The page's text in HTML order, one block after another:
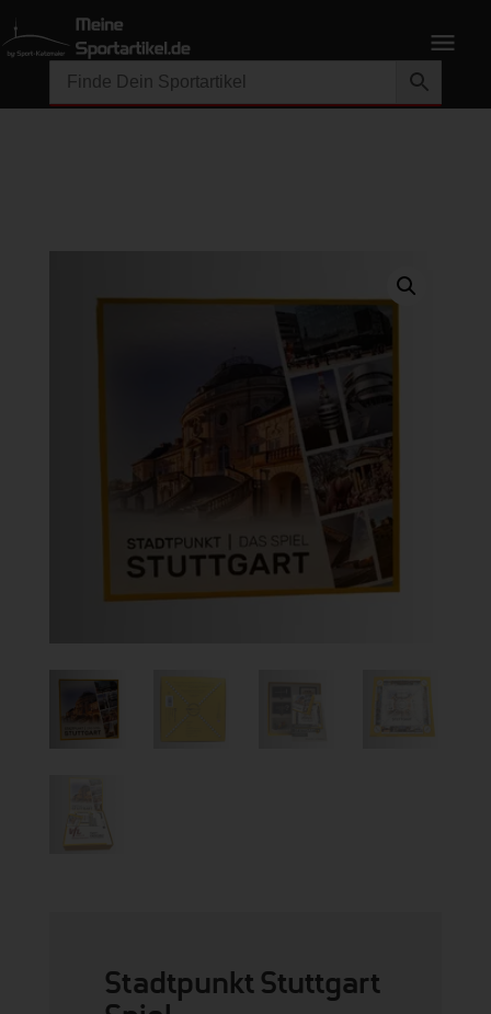
Stadtpunkt Stuttgart